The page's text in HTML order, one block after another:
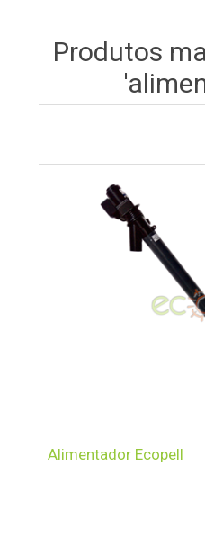
Produtos
Alimentador Ecopell